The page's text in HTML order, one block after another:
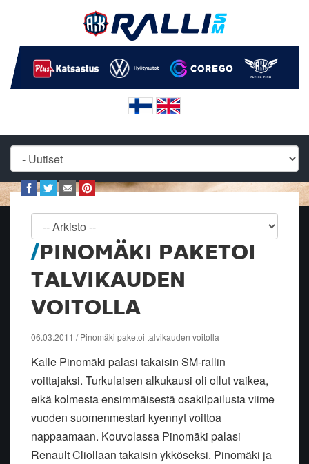
PINOMÄKI PAKETOI
TALVIKAUDEN
VOITOLLA
06.03.2011 / Pinomäki paketoi talvikauden voitolla
Kalle Pinomäki palasi takaisin SM-rallin
voittajaksi. Turkulaisen alkukausi oli ollut vaikea,
eikä kolmesta ensimmäisestä osakilpailusta viime
vuoden suomenmestari kyennyt voittoa
nappaamaan. Kouvolassa Pinomäki palasi
Renault Cliollaan takaisin ykköseksi. Pinomäki ja